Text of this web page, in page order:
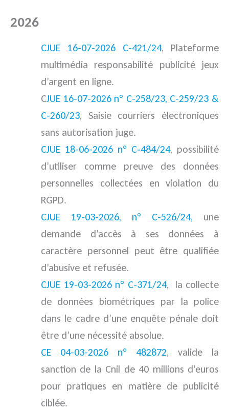
2026
CJUE 16-07-2026 C-421/24, Plateforme
multimédia responsabilité publicité jeux
d’argent en ligne.
CJUE 16-07-2026 n° C-258/23, C-259/23 &
C-260/23, Saisie courriers électroniques
sans autorisation juge.
CJUE 18-06-2026 n° C‑484/24, possibilité
d’utiliser comme preuve des données
personnelles collectées en violation du
RGPD.
CJUE 19-03-2026, n° C-526/24, une
demande d’accès à ses données à
caractère personnel peut être qualifiée
d’abusive et refusée.
CJUE 19-03-2026 n° C-371/24, la collecte
de données biométriques par la police
dans le cadre d’une enquête pénale doit
être d’une nécessité absolue.
CE 04-03-2026 n° 482872, valide la
sanction de la Cnil de 40 millions d’euros
pour pratiques en matière de publicité
ciblée.